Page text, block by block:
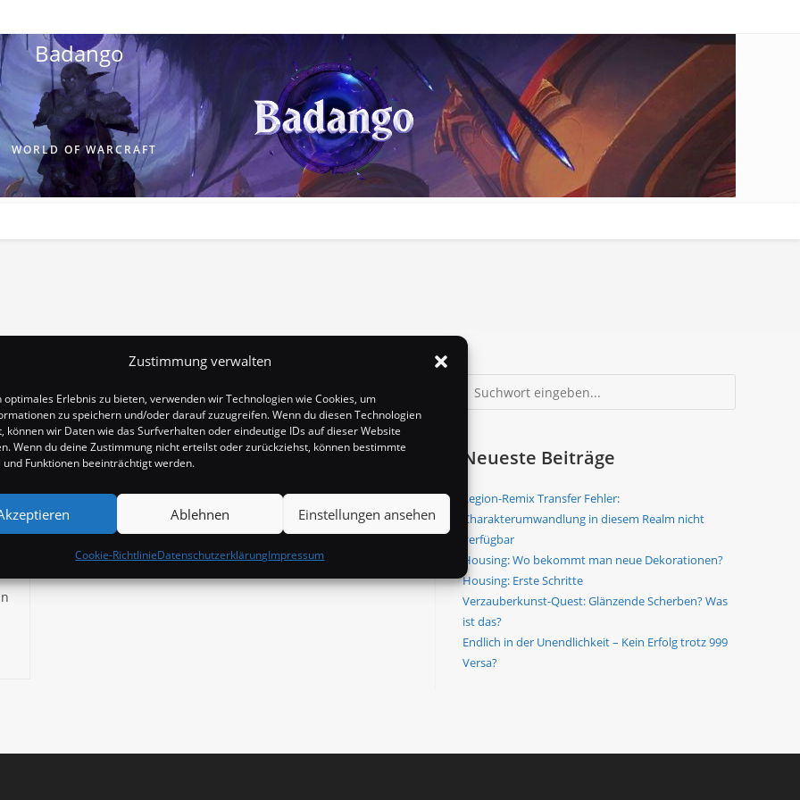
Zustimmung verwalten
optimales Erlebnis zu bieten, verwenden wir Technologien wie Cookies, um
zu speichern und/oder darauf zuzugreifen. Wenn du diesen Technologien
können wir Daten wie das Surfverhalten oder eindeutige IDs auf dieser Website
Wenn du deine Zustimmung nicht erteilst oder zurückziehst, können bestimmte
Funktionen beeinträchtigt werden.
Ablehnen Einstellungen ansehen
Cookie-RichtlinieDatenschutzerklärungImpressum
Badango
WORLD OF WARCRAFT
Suchen
Neueste Beiträge
Legion-Remix Transfer Fehler:
Charakterumwandlung in diesem Realm nicht
verfügbar
Housing: Wo bekommt man neue Dekorationen?
Housing: Erste Schritte
Verzauberkunst-Quest: Glänzende Scherben? Was
ist das?
Endlich in der Unendlichkeit – Kein Erfolg trotz 999
Versa?